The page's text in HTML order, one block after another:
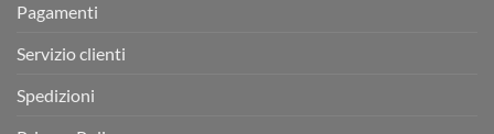
Pagamenti
Servizio clienti
Spedizioni